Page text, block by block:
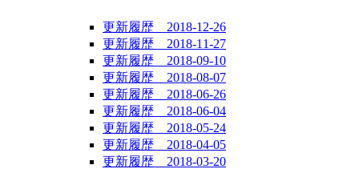
更新履歴 2018-12-26
更新履歴 2018-11-27
更新履歴 2018-09-10
更新履歴 2018-08-07
更新履歴 2018-06-26
更新履歴 2018-06-04
更新履歴 2018-05-24
更新履歴 2018-04-05
更新履歴 2018-03-20